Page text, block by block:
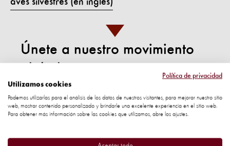
Únete a nuestro movimiento
Entérate sobre nuestro trabajo y las acciones
vitales que puedes tomar para proteger a los
Política de privacidad
Utilizamos cookies
Podemos utilizarlas para el análisis de los datos de nuestros visitantes, para mejorar nuestro sitio
web, mostrar contenido personalizado y brindarle una excelente experiencia en el sitio web.
Para obtener más información sobre las cookies que utilizamos, abre los ajustes.